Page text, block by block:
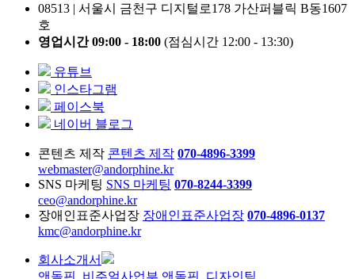
08513 | 서울시 금천구 디지털로178 가산퍼블릭 B동1607
호
영업시간 09:00 - 18:00 (점심시간 12:00 - 13:30)
유튜브
인스타그램
페이스북
네이버 블로그
콘텐츠 제작 콘텐츠 제작 070-4896-3399
webmaster@andorphine.kr
SNS 마케팅 SNS 마케팅 070-8244-3399
ceo@andorphine.kr
장애인표준사업장 장애인표준사업장 070-4896-0137
kmc@andorphine.kr
회사소개서
앤돌핀_비주얼사업부 앤돌핀_디자인팀